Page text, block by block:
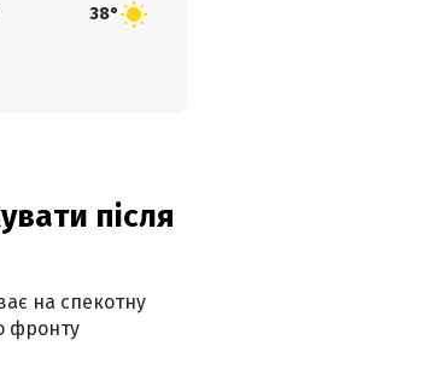
38°
після
на спекотну
фронту